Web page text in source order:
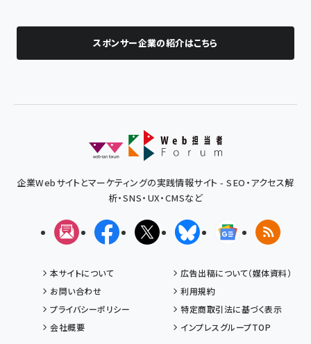
スポンサー企業の紹介はこちら
企業Webサイトとマーケティングの実践情報サイト - SEO・アクセス解
析・SNS・UX・CMSなど
メルマガFacebookX(エックス)BlueskyGoogleニュ
RSS
本サイトについて
広告出稿について（媒体資料）
お問い合わせ
利用規約
プライバシーポリシー
特定商取引法に基づく表示
会社概要
インプレスグループTOP